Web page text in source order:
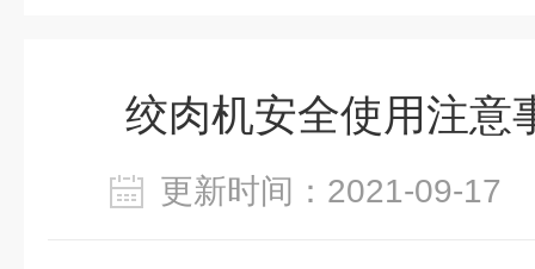
绞肉机安全使用注意
更新时间：2021-09-